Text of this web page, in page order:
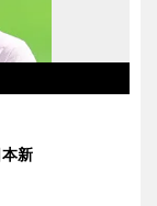
新